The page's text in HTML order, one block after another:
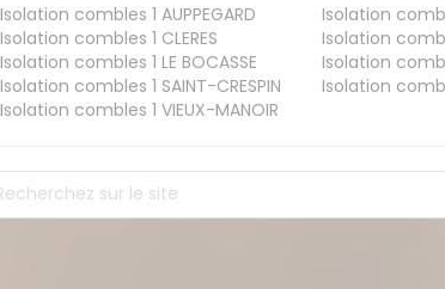
Isolation combles 1 AUPPEGARD Isolation
Isolation combles 1 CLERES Isolation
Isolation combles 1 LE BOCASSE Isolation
Isolation combles 1 SAINT-CRESPIN Isolation
Isolation combles 1 VIEUX-MANOIR